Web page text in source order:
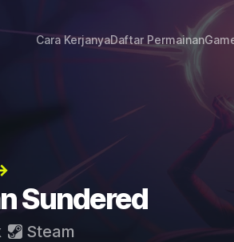
Cara KerjanyaDaftar Permainan
Sundered
Steam